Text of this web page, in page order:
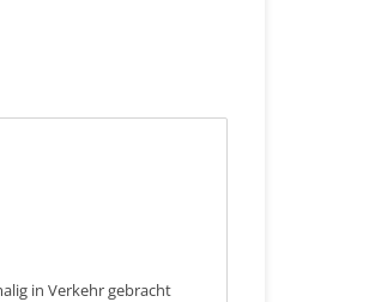
in Verkehr gebracht